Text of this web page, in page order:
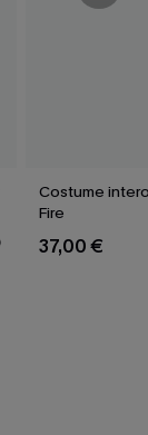
Costume
Fire
37,00 €